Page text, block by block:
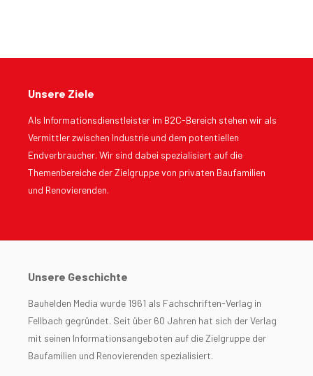
Unsere Ziele
Als Informationsdienstleister im B2C-Bereich stehen wir als
Vermittler zwischen Industrie und dem potentiellen
Endverbraucher. Wir sind dabei spezialisiert auf die
Themenbereiche der Zielgruppe von privaten Baufamilien
und Renovierenden.
Unsere Geschichte
Bauhelden Media wurde 1961 als Fachschriften-Verlag in
Fellbach gegründet. Seit über 60 Jahren hat sich der Verlag
mit seinen Informationsangeboten auf die Zielgruppe der
Baufamilien und Renovierenden spezialisiert.